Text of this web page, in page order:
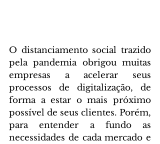
O distanciamento social trazido
pela pandemia obrigou muitas
empresas a acelerar seus
processos de digitalização, de
forma a estar o mais próximo
possível de seus clientes. Porém,
para entender a fundo as
necessidades de cada mercado e